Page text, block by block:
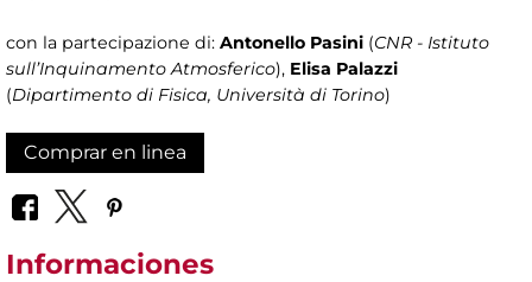
con la partecipazione di: Antonello Pasini (CNR - Istituto
sull’Inquinamento Atmosferico), Elisa Palazzi
(Dipartimento di Fisica, Università di Torino)
Comprar en linea
Informaciones